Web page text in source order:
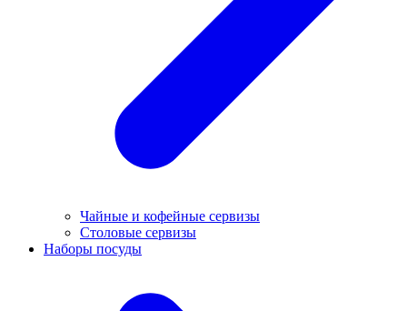
Чайные и кофейные сервизы
Столовые сервизы
Наборы посуды